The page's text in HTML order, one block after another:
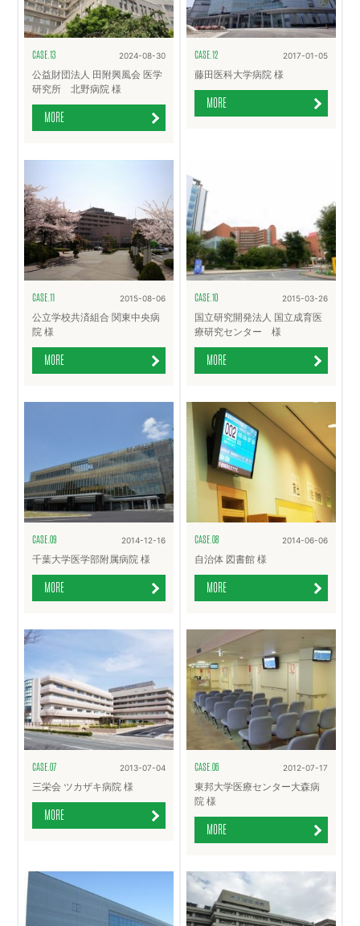
CASE.13 2024-08-30
公益財団法人 田附興風会 医学
研究所 北野病院 様
MORE
CASE.12 2017-01-05
藤田医科大学病院 様
MORE
CASE.11 2015-08-06
公立学校共済組合 関東中央病
院 様
MORE
CASE.10 2015-03-26
国立研究開発法人 国立成育医
療研究センター 様
MORE
CASE.09 2014-12-16
千葉大学医学部附属病院 様
MORE
CASE.08 2014-06-06
自治体 図書館 様
MORE
CASE.07 2013-07-04
三栄会 ツカザキ病院 様
MORE
CASE.06 2012-07-17
東邦大学医療センター大森病
院 様
MORE